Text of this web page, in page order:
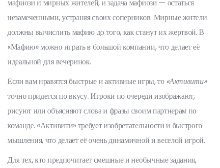
мафиози и мирных жителей, и задача мафиози — остаться
незамеченными, устраняя своих соперников. Мирные жители
должны вычислить мафию до того, как станут их жертвой. В
«Мафию» можно играть в большой компании, что делает её
идеальной для вечеринок.
Если вам нравятся быстрые и активные игры, то «Активити»
точно придется по вкусу. Игроки по очереди изображают,
рисуют или объясняют слова и фразы своим партнерам по
команде. «Активити» требует изобретательности и быстрого
мышления, что делает её очень динамичной и веселой игрой.
Для тех, кто предпочитает смешные и необычные задания,